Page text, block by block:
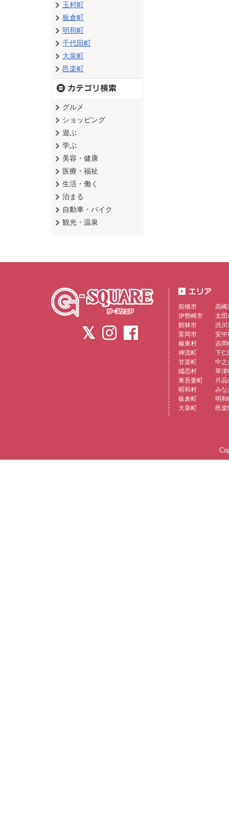
玉村町
板倉町
明和町
千代田町
大泉町
邑楽町
グルメ
ショッピング
遊ぶ
学ぶ
美容・健康
医療・福祉
生活・働く
泊まる
自動車・バイク
観光・温泉
前橋市
高崎
伊勢崎市
太田
館林市
渋川
富岡市
安中
榛東村
吉岡
神流町
下仁
甘楽町
中之
嬬恋村
草津
東吾妻町
片品
昭和村
みな
板倉町
明和
大泉町
邑楽